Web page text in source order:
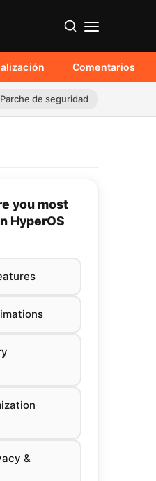
Comentarios
de seguridad
you most
HyperOS
&